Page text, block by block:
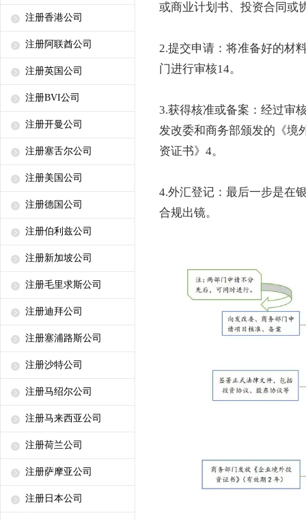
注册香港公司
注册阿联酋公司
注册英国公司
注册BVI公司
注册开曼公司
注册塞舌尔公司
注册美国公司
注册德国公司
注册伯利兹公司
注册新加坡公司
注册毛里求斯公司
注册迪拜公司
注册塞浦路斯公司
注册沙特公司
注册马绍尔公司
注册马来西亚公司
注册荷兰公司
注册萨摩亚公司
注册日本公司
或商业计划书、投资合同或
2.提交申请：将准备好的材
门进行审核14。
3.获得核准或备案：经过审
发改委和商务部颁发的《境
资证书》4。
4.外汇登记：最后一步是在
合规出镜。